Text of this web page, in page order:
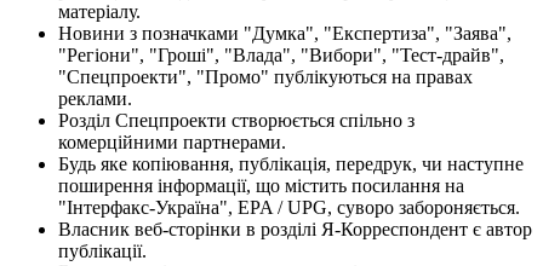
матеріалу.
Новини з позначками "Думка", "Експертиза", "Заява",
"Регіони", "Гроші", "Влада", "Вибори", "Тест-драйв",
"Спецпроекти", "Промо" публікуються на правах
реклами.
Розділ Спецпроекти створюється спільно з
комерційними партнерами.
Будь яке копіювання, публікація, передрук, чи наступне
поширення інформації, що містить посилання на
"Інтерфакс-Україна", EPA / UPG, суворо забороняється.
Власник веб-сторінки в розділі Я-Корреспондент є автор
публікації.